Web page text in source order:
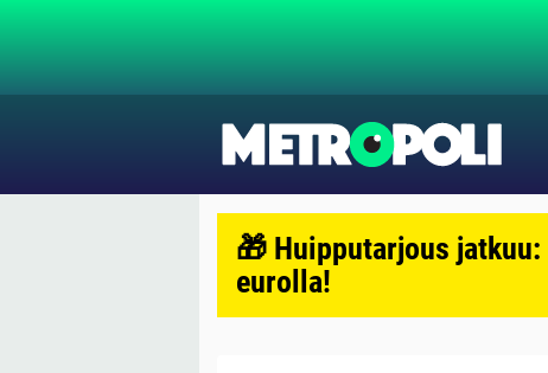
🎁 Huipputarjous
eurolla!